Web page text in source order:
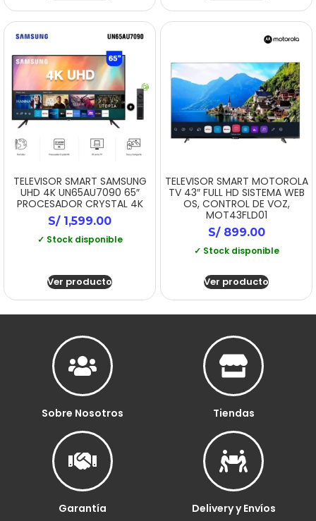
TELEVISOR SMART SAMSUNG
UHD 4K UN65AU7090 65″
PROCESADOR CRYSTAL 4K
S/1,599.00
✓ Stock disponible
Ver producto
TELEVISOR SMART MOTOROLA
TV 43″ FULL HD SISTEMA WEB
OS, CONTROL DE VOZ,
MOT43FLD01
S/899.00
✓ Stock disponible
Ver producto
Sobre Nosotros Tiendas
Garantía Delivery y Envíos